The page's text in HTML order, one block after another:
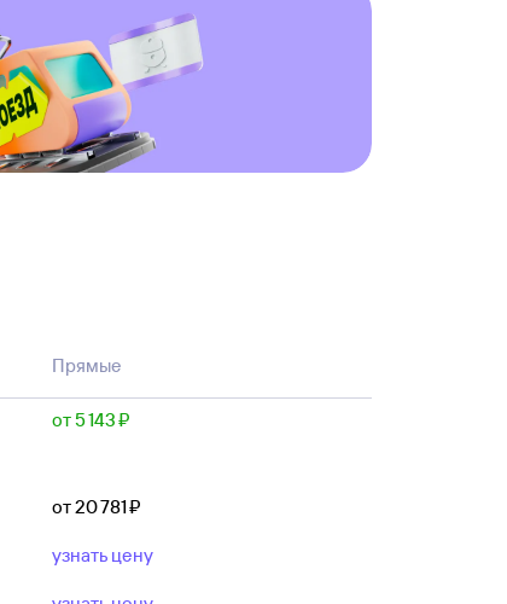
Прямые
от 5 ⁠143 ⁠₽
от 20 ⁠781 ⁠₽
узнать цену